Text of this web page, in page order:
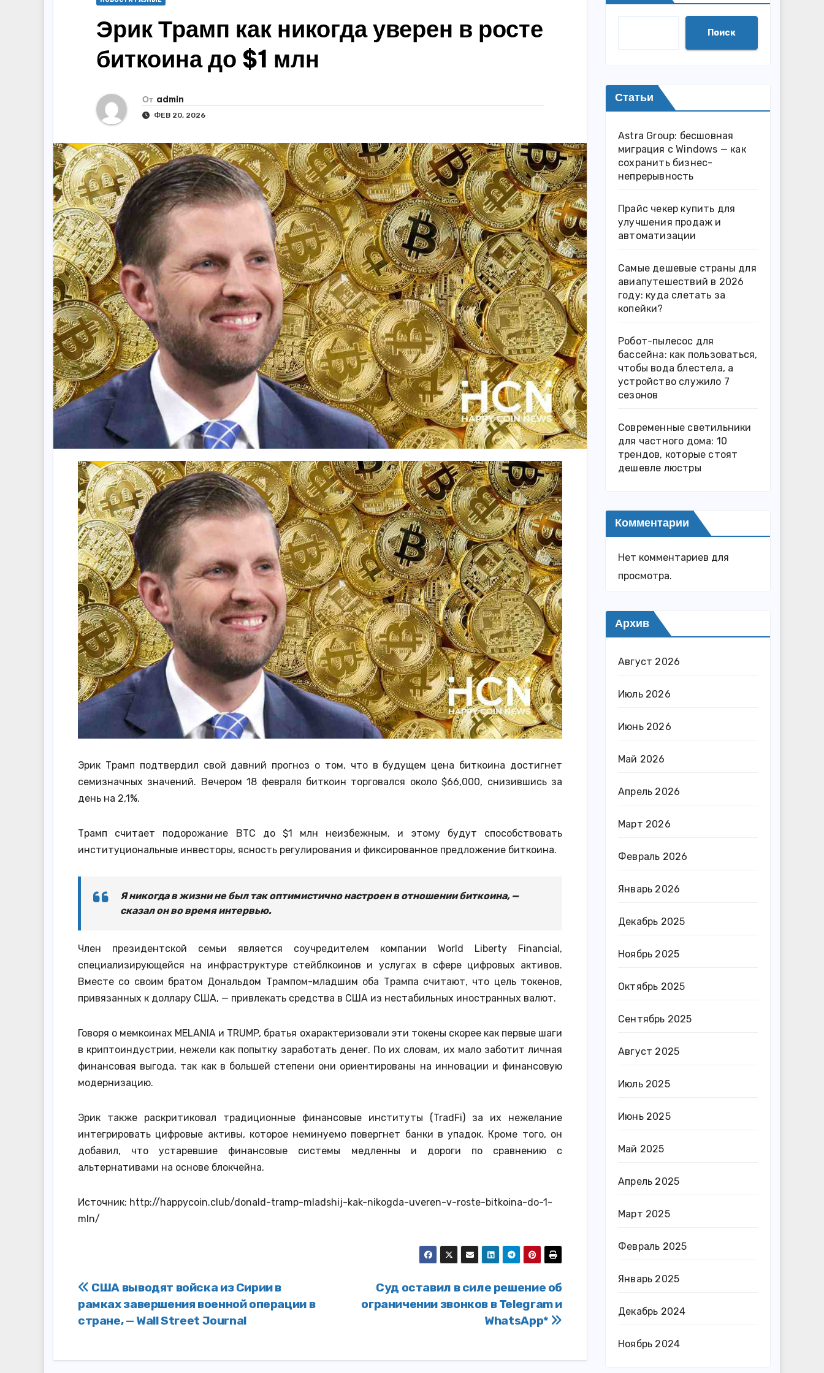
Эрик Трамп как никогда уверен в росте
биткоина до $1 млн
От admin
ФЕВ 20, 2026
Эрик Трамп подтвердил свой давний прогноз о том, что в будущем цена биткоина достигнет
семизначных значений. Вечером 18 февраля биткоин торговался около $66,000, снизившись за
день на 2,1%.
Трамп считает подорожание BTC до $1 млн неизбежным, и этому будут способствовать
институциональные инвесторы, ясность регулирования и фиксированное предложение биткоина.
Я никогда в жизни не был так оптимистично настроен в отношении биткоина, —
сказал он во время интервью.
Член президентской семьи является соучредителем компании World Liberty Financial,
специализирующейся на инфраструктуре стейблкоинов и услугах в сфере цифровых активов.
Вместе со своим братом Дональдом Трампом-младшим оба Трампа считают, что цель токенов,
привязанных к доллару США, — привлекать средства в США из нестабильных иностранных валют.
Говоря о мемкоинах MELANIA и TRUMP, братья охарактеризовали эти токены скорее как первые шаги
в криптоиндустрии, нежели как попытку заработать денег. По их словам, их мало заботит личная
финансовая выгода, так как в большей степени они ориентированы на инновации и финансовую
модернизацию.
Эрик также раскритиковал традиционные финансовые институты (TradFi) за их нежелание
интегрировать цифровые активы, которое неминуемо повергнет банки в упадок. Кроме того, он
добавил, что устаревшие финансовые системы медленны и дороги по сравнению с
альтернативами на основе блокчейна.
Источник: http://happycoin.club/donald-tramp-mladshij-kak-nikogda-uveren-v-roste-bitkoina-do-1-
mln/
Навигация
по
Суд оставил в силе решение об
ограничении звонков в Telegram и
WhatsApp*
США выводят войска из Сирии в
рамках завершения военной операции в
стране, — Wall Street Journal
Поиск
Статьи
Astra Group: бесшовная
миграция с Windows — как
сохранить бизнес-
непрерывность
Прайс чекер купить для
улучшения продаж и
автоматизации
Самые дешевые страны для
авиапутешествий в 2026
году: куда слетать за
копейки?
Робот-пылесос для
бассейна: как пользоваться,
чтобы вода блестела, а
устройство служило 7
сезонов
Современные светильники
для частного дома: 10
трендов, которые стоят
дешевле люстры
Комментарии
Нет комментариев для
просмотра.
Архив
Август 2026
Июль 2026
Июнь 2026
Май 2026
Апрель 2026
Март 2026
Февраль 2026
Январь 2026
Декабрь 2025
Ноябрь 2025
Октябрь 2025
Сентябрь 2025
Август 2025
Июль 2025
Июнь 2025
Май 2025
Апрель 2025
Март 2025
Февраль 2025
Январь 2025
Декабрь 2024
Ноябрь 2024